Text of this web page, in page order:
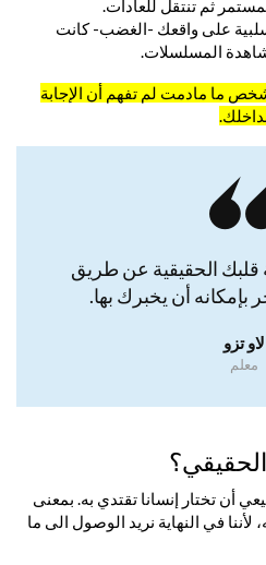
ثم تنتقل للعادات.
على واقعك -الغضب- كانت
المسلسلات.
ما مادمت لم تفهم أن الإجابة
قلبك الحقيقية عن طريق
بإمكانه أن يخبرك بها.
لاو تزو
معلم
أن تختار إنسانا تقتدي به. بمعنى
لأننا في النهاية نريد الوصول الى ما